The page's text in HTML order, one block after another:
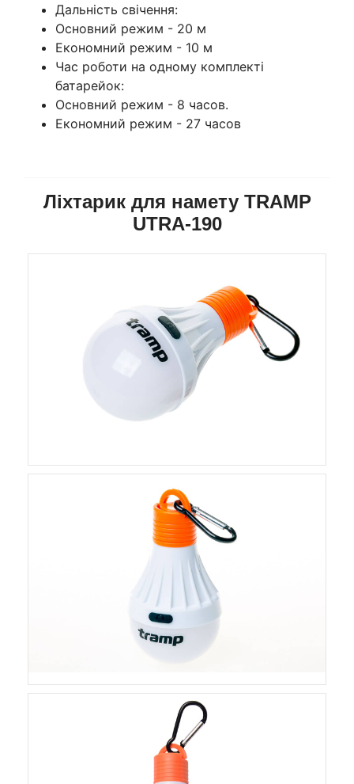
Дальність свічення:
Основний режим - 20 м
Економний режим - 10 м
Час роботи на одному комплекті
батарейок:
Основний режим - 8 часов.
Економний режим - 27 часов
Ліхтарик для намету TRAMP
UTRA-190